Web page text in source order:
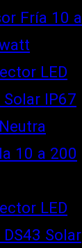
Fría 10 a
LED
Solar IP67
10 a 200
LED
DS43 Solar